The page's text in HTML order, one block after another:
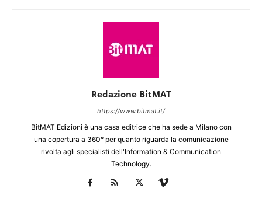
Redazione BitMAT
https://www.bitmat.it/
BitMAT Edizioni è una casa editrice che ha sede a Milano con
una copertura a 360° per quanto riguarda la comunicazione
rivolta agli specialisti dell'lnformation & Communication
Technology.